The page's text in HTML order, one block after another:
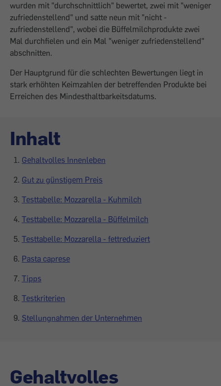
wurden mit "durchschnittlich" bewertet, zwei mit "weniger
zufriedenstellend" und satte neun mit "nicht ­
zufriedenstellend", wobei die Büffelmilchprodukte zwei
Mal durchfielen und ein Mal "weniger zufriedenstellend"
abschnitten.
Der Hauptgrund für die schlechten Bewertungen liegt in
stark erhöhten Keimzahlen der betreffenden Produkte bei
Erreichen des Mindesthaltbarkeitsdatums.
Inhalt
Gehaltvolles Innenleben
Gut zu günstigem Preis
Testtabelle: Mozzarella - Kuhmilch
Testtabelle: Mozzarella - Büffelmilch
Testtabelle: Mozzarella - fettreduziert
Pasta caprese
Tipps
Testkriterien
Stellungnahmen der Unternehmen
Gehaltvolles